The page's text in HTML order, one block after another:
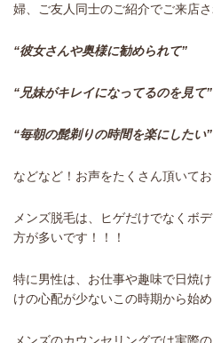
婦、ご友人同士のご紹介でご来店
“彼女さんや奥様に勧められて”
“兄妹がキレイになってるのを見て”
“毎朝の髭剃りの時間を楽にしたい”
などなど！お声をたくさん頂いて
メンズ脱毛は、ヒゲだけでなくボ
方が多いです！！！
特に男性は、お仕事や趣味で日焼
けの心配が少ないこの時期から始
メンズのカウンセリングでは実際